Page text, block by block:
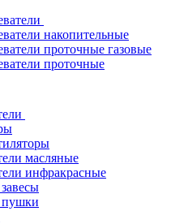
накопительные
проточные газовые
проточные
масляные
инфракрасные
пушки